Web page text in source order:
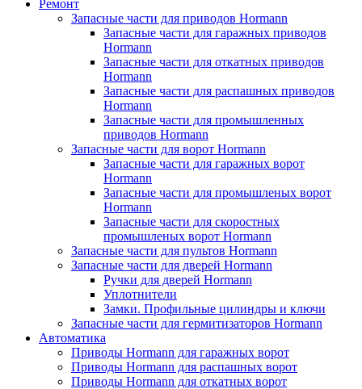
Ремонт
Запасные части для приводов Hormann
Запасные части для гаражных приводов
Hormann
Запасные части для откатных приводов
Hormann
Запасные части для распашных приводов
Hormann
Запасные части для промышленных
приводов Hormann
Запасные части для ворот Hormann
Запасные части для гаражных ворот
Hormann
Запасные части для промышленых ворот
Hormann
Запасные части для скоростных
промышленых ворот Hormann
Запасные части для пультов Hormann
Запасные части для дверей Hormann
Ручки для дверей Hormann
Уплотнители
Замки. Профильные цилиндры и ключи
Запасные части для гермитизаторов Hormann
Автоматика
Приводы Hormann для гаражных ворот
Приводы Hormann для распашных ворот
Приводы Hormann для откатных ворот